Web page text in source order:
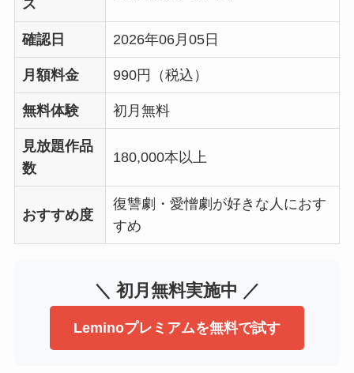
ス
確認日 2026年06月05日
月額料金 990円（税込）
無料体験 初月無料
見放題作品
数
180,000本以上
おすすめ度
復讐劇・愛憎劇が好きな人におす
すめ
＼ 初月無料実施中 ／
Leminoプレミアムを無料で試す